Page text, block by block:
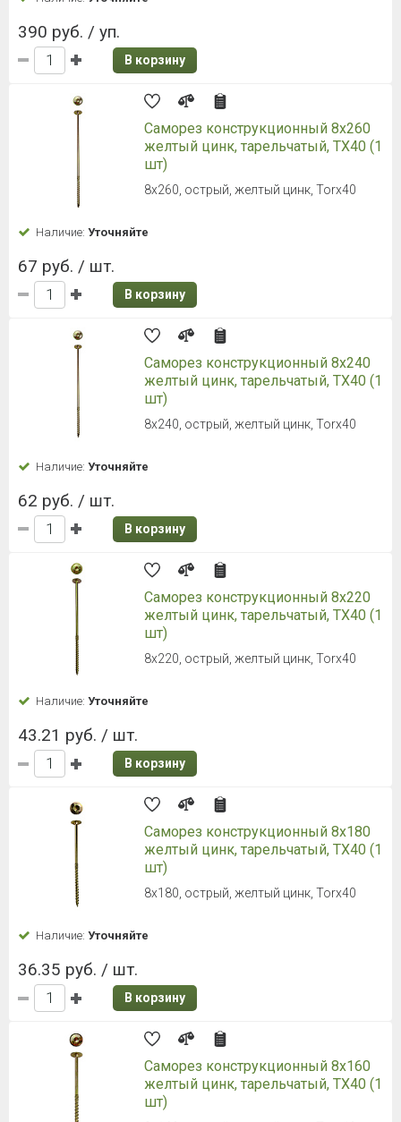
390 руб. / уп.
В корзину
Саморез конструкционный 8х260
желтый цинк, тарельчатый, TX40 (1
шт)
8х260, острый, желтый цинк, Torx40
Наличие: Уточняйте
67 руб. / шт.
В корзину
Саморез конструкционный 8х240
желтый цинк, тарельчатый, TX40 (1
шт)
8х240, острый, желтый цинк, Torx40
Наличие: Уточняйте
62 руб. / шт.
В корзину
Саморез конструкционный 8х220
желтый цинк, тарельчатый, TX40 (1
шт)
8х220, острый, желтый цинк, Torx40
Наличие: Уточняйте
43.21 руб. / шт.
В корзину
Саморез конструкционный 8х180
желтый цинк, тарельчатый, TX40 (1
шт)
8х180, острый, желтый цинк, Torx40
Наличие: Уточняйте
36.35 руб. / шт.
В корзину
Саморез конструкционный 8х160
желтый цинк, тарельчатый, TX40 (1
шт)